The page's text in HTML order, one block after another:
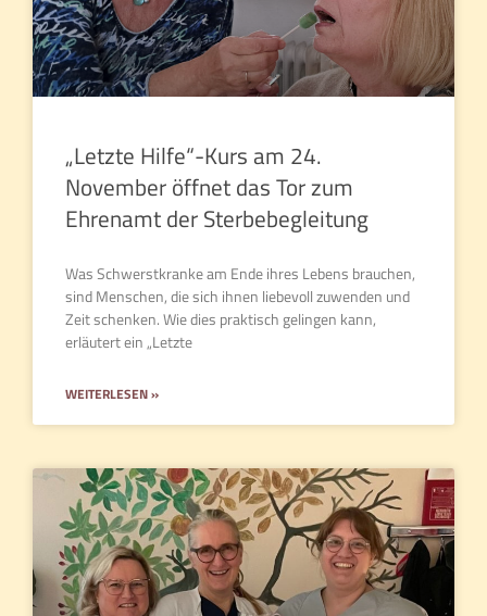
„Letzte Hilfe“-Kurs am 24.
November öffnet das Tor zum
Ehrenamt der Sterbebegleitung
Was Schwerstkranke am Ende ihres Lebens brauchen,
sind Menschen, die sich ihnen liebevoll zuwenden und
Zeit schenken. Wie dies praktisch gelingen kann,
erläutert ein „Letzte
WEITERLESEN »